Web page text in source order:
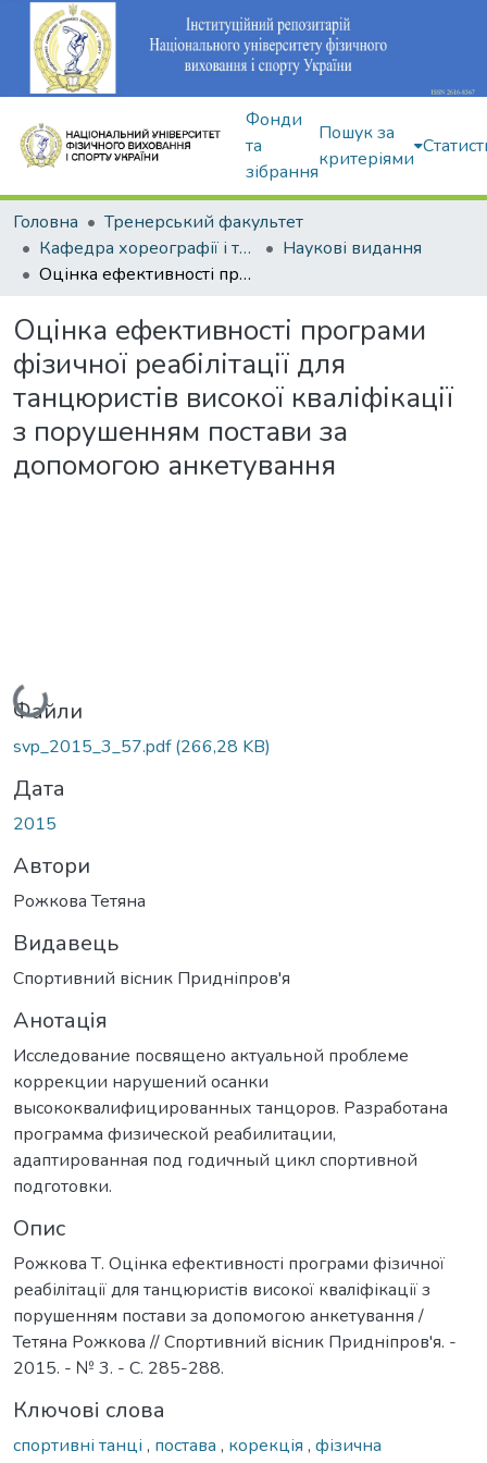
Фонди
та
зібрання
Пошук за
критеріями
Головна
Тренерський факультет
Кафедра хореографії і танцювальних видів спорту
Наукові видання
Оцінка ефективності програми фізичної реабілітації для танцюристів високої кваліфікації з порушенням постави за допомогою анкетування
Оцінка ефективності програми
фізичної реабілітації для
танцюристів високої кваліфікації
з порушенням постави за
допомогою анкетування
Вантажиться...
Файли
svp_2015_3_57.pdf(266,28 KB)
Дата
2015
Автори
Рожкова Тетяна
Видавець
Спортивний вісник Придніпров'я
Анотація
Исследование посвящено актуальной проблеме
коррекции нарушений осанки
высококвалифицированных танцоров. Разработана
программа физической реабилитации,
адаптированная под годичный цикл спортивной
подготовки.
Опис
Рожкова Т. Оцінка ефективності програми фізичної
реабілітації для танцюристів високої кваліфікації з
порушенням постави за допомогою анкетування /
Тетяна Рожкова // Спортивний вісник Придніпров'я. -
2015. - № 3. - С. 285-288.
Ключові слова
спортивні танці , постава , корекція , фізична